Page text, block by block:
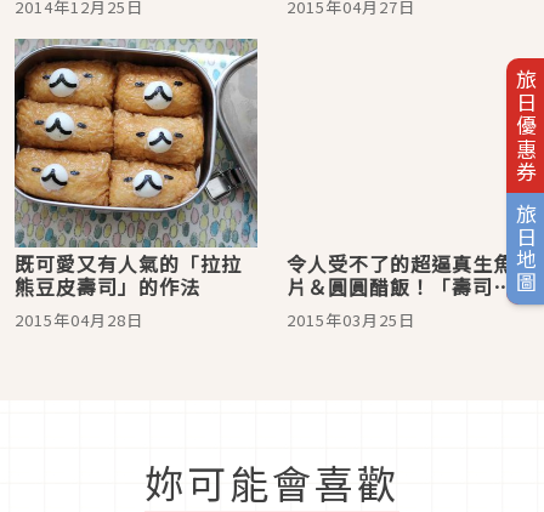
旅日優惠券
旅日地圖
2014年12月25日 2015年04月27日
既可愛又有人氣的「拉拉
熊豆皮壽司」的作法
2015年04月28日
令人受不了的超逼真生魚
片＆圓圓醋飯！「壽司手
拿包」外表看起來也太像
壽司了
2015年03月25日
妳可能會喜歡